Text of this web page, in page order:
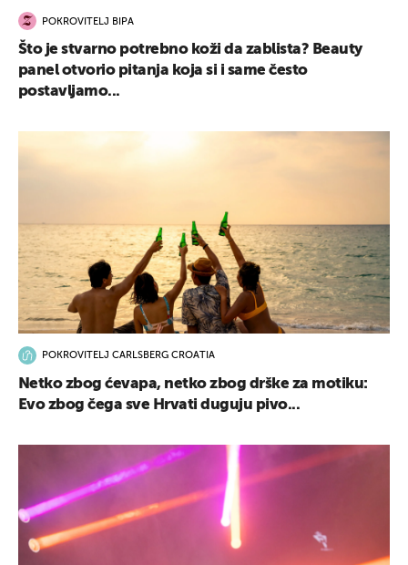
POKROVITELJ BIPA
Što je stvarno potrebno koži da zablista? Beauty
panel otvorio pitanja koja si i same često
postavljamo...
POKROVITELJ CARLSBERG CROATIA
Netko zbog ćevapa, netko zbog drške za motiku:
Evo zbog čega sve Hrvati duguju pivo...